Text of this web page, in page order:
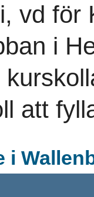
vd för
i
att
i